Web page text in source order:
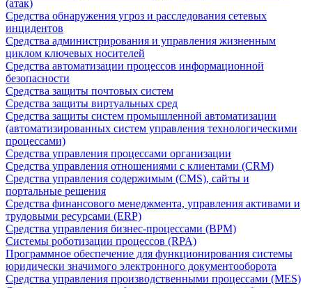
(атак)
Средства обнаружения угроз и расследования сетевых
инцидентов
Средства администрирования и управления жизненным
циклом ключевых носителей
Средства автоматизации процессов информационной
безопасности
Средства защиты почтовых систем
Средства защиты виртуальных сред
Средства защиты систем промышленной автоматизации
(автоматизированных систем управления технологическими
процессами)
Средства управления процессами организации
Средства управления отношениями с клиентами (CRM)
Средства управления содержимым (CMS), сайты и
портальные решения
Средства финансового менеджмента, управления активами и
трудовыми ресурсами (ERP)
Средства управления бизнес-процессами (BPM)
Системы роботизации процессов (RPA)
Программное обеспечение для функционирования системы
юридически значимого электронного документооборота
Средства управления производственными процессами (MES)